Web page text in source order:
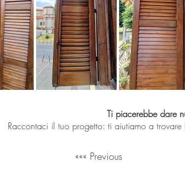
Ti piacerebbe dare
Raccontaci il tuo progetto: ti aiutiamo a
««« Previous